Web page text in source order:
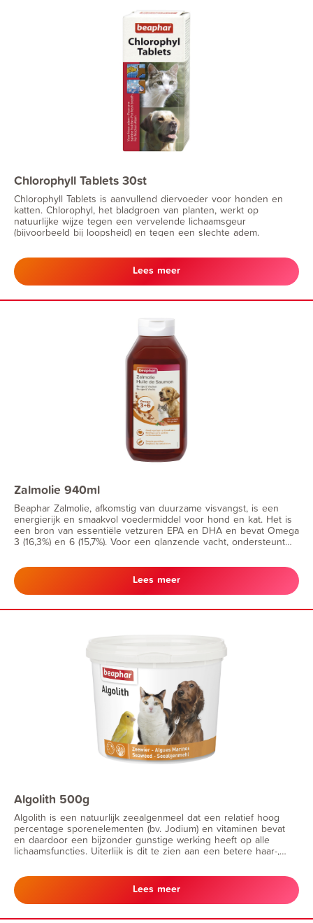
Chlorophyll Tablets 30st
Chlorophyll Tablets is aanvullend diervoeder voor honden en
katten. Chlorophyl, het bladgroen van planten, werkt op
natuurlijke wijze tegen een vervelende lichaamsgeur
(bijvoorbeeld bij loopsheid) en tegen een slechte adem.
Lees meer
Zalmolie 940ml
Beaphar Zalmolie, afkomstig van duurzame visvangst, is een
energierijk en smaakvol voedermiddel voor hond en kat. Het is
een bron van essentiële vetzuren EPA en DHA en bevat Omega
3 (16,3%) en 6 (15,7%). Voor een glanzende vacht, ondersteunt
Lees meer
Algolith 500g
Algolith is een natuurlijk zeealgenmeel dat een relatief hoog
percentage sporenelementen (bv. Jodium) en vitaminen bevat
en daardoor een bijzonder gunstige werking heeft op alle
lichaamsfuncties. Uiterlijk is dit te zien aan een betere haar-,
Lees meer